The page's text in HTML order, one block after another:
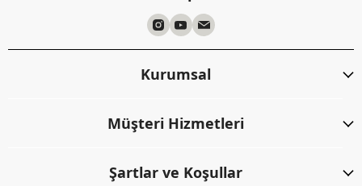
Kurumsal
Müşteri Hizmetleri
Şartlar ve Koşullar